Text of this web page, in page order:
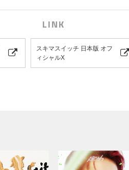
LINK
スキマスイッチ 日本版 オフ
ィシャルX